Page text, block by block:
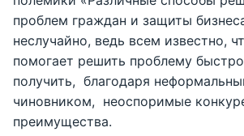
проблем граждан и защиты
неслучайно, ведь всем известно,
помогает решить проблему
получить, благодаря
чиновником, неоспоримые
преимущества.